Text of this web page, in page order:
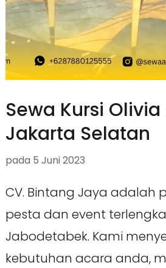
Sewa Kursi
Jakarta Selatan
pada 5 Juni 2023
CV. Bintang Jaya adalah
pesta dan event
Jabodetabek. Kami
kebutuhan acara anda,